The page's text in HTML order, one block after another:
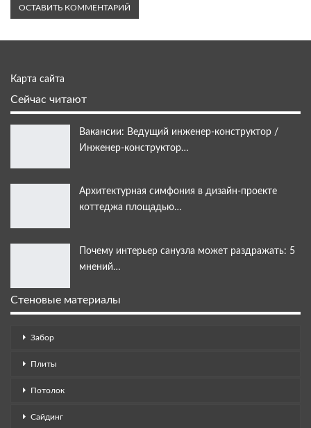
Карта сайта
Сейчас читают
Вакансии: Ведущий инженер-конструктор /
Инженер-конструктор…
Архитектурная симфония в дизайн-проекте
коттеджа площадью…
Почему интерьер санузла может раздражать: 5
мнений…
Стеновые материалы
Забор
Плиты
Потолок
Сайдинг